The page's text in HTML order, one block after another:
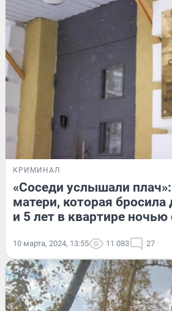
КРИМИНАЛ
«Соседи услышали
матери, которая бросила
и 5 лет в квартире ночью
10 марта, 2024, 13:55 11 083 27